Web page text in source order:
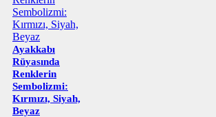
Ayakkabı
Rüyasında
Renklerin
Sembolizmi:
Kırmızı, Siyah,
Beyaz